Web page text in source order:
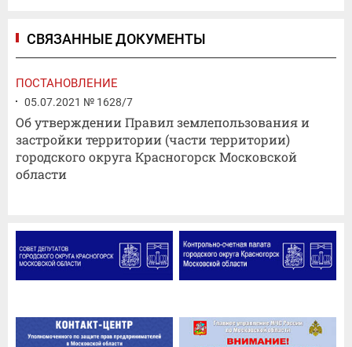
СВЯЗАННЫЕ ДОКУМЕНТЫ
ПОСТАНОВЛЕНИЕ
05.07.2021 № 1628/7
Об утверждении Правил землепользования и
застройки территории (части территории)
городского округа Красногорск Московской
области